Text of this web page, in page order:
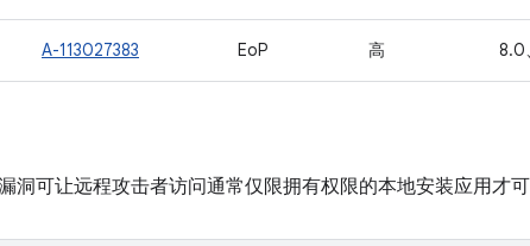
A-113027383 EoP 高 8.0
洞可让远程攻击者访问通常仅限拥有权限的本地安装应用才可